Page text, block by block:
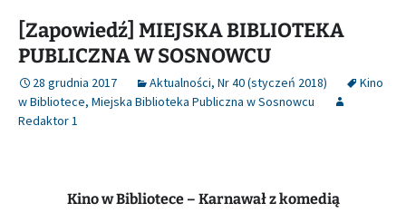
[Zapowiedź] MIEJSKA BIBLIOTEKA
PUBLICZNA W SOSNOWCU
28 grudnia 2017 Aktualności, Nr 40 (styczeń 2018)
Kino
w Bibliotece, Miejska Biblioteka Publiczna w Sosnowcu
Redaktor 1
Kino w Bibliotece – Karnawał z komedią